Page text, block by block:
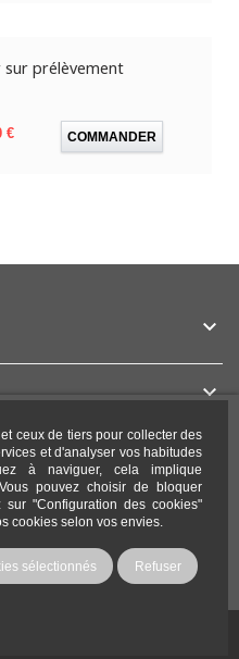
ceux de tiers pour collecter des
et d'analyser vos habitudes
à naviguer, cela implique
pouvez choisir de bloquer
"Configuration des cookies"
cookies selon vos envies.
sélectionnés Refuser
sur prélèvement
€ COMMANDER